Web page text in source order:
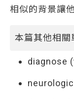
相似的背景讓
本篇其他相關
diagnose